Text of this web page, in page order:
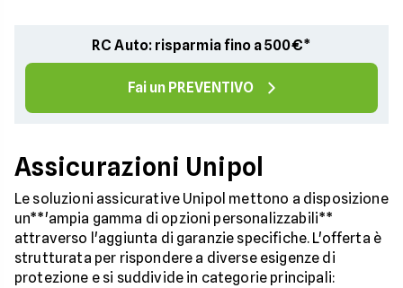
RC Auto: risparmia fino a 500€*
Fai un PREVENTIVO
Assicurazioni Unipol
Le soluzioni assicurative Unipol mettono a disposizione
un**'ampia gamma di opzioni personalizzabili**
attraverso l'aggiunta di garanzie specifiche. L'offerta è
strutturata per rispondere a diverse esigenze di
protezione e si suddivide in categorie principali: